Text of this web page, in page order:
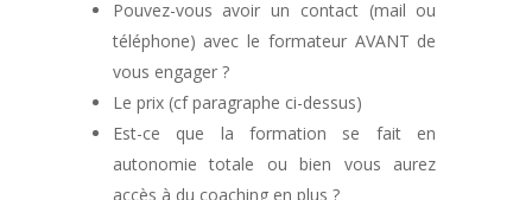
Pouvez-vous avoir un contact (mail ou
téléphone) avec le formateur AVANT de
vous engager ?
Le prix (cf paragraphe ci-dessus)
Est-ce que la formation se fait en
autonomie totale ou bien vous aurez
accès à du coaching en plus ?